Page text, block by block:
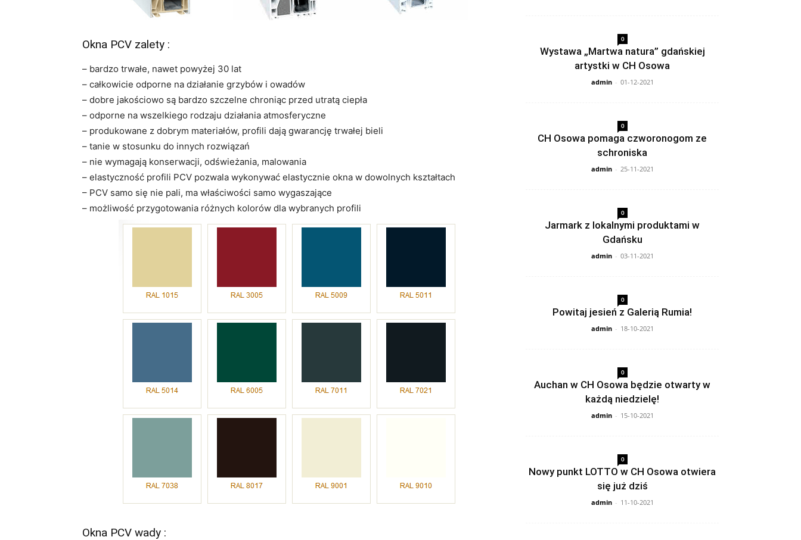
Okna PCV zalety :
– bardzo trwałe, nawet powyżej 30 lat
– całkowicie odporne na działanie grzybów i owadów
– dobre jakościowo są bardzo szczelne chroniąc przed utratą ciepła
– odporne na wszelkiego rodzaju działania atmosferyczne
– produkowane z dobrym materiałów, profili dają gwarancję trwałej bieli
– tanie w stosunku do innych rozwiązań
– nie wymagają konserwacji, odświeżania, malowania
– elastyczność profili PCV pozwala wykonywać elastycznie okna w dowolnych kształtach
– PCV samo się nie pali, ma właściwości samo wygaszające
– możliwość przygotowania różnych kolorów dla wybranych profili
Okna PCV wady :
0
Wystawa „Martwa natura” gdańskiej
artystki w CH Osowa
admin - 01-12-2021
0
CH Osowa pomaga czworonogom ze
schroniska
admin - 25-11-2021
0
Jarmark z lokalnymi produktami w
Gdańsku
admin - 03-11-2021
0
Powitaj jesień z Galerią Rumia!
admin - 18-10-2021
0
Auchan w CH Osowa będzie otwarty w
każdą niedzielę!
admin - 15-10-2021
0
Nowy punkt LOTTO w CH Osowa otwiera
się już dziś
admin - 11-10-2021